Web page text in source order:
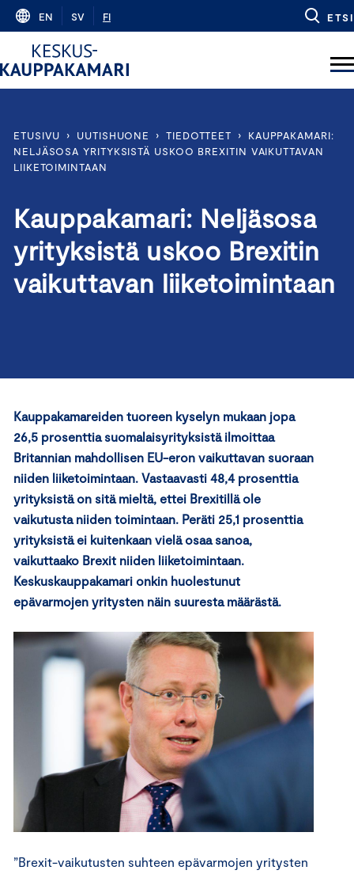
Skip
content
EN SV FI ETSI
ETUSIVU › UUTISHUONE › TIEDOTTEET ›
KAUPPAKAMARI:
NELJÄSOSA YRITYKSISTÄ USKOO BREXITIN VAIKUTTAVAN
LIIKETOIMINTAAN
Kauppakamari: Neljäsosa
yrityksistä uskoo Brexitin
vaikuttavan liiketoimintaan
Kauppakamareiden tuoreen kyselyn mukaan jopa
26,5 prosenttia suomalaisyrityksistä ilmoittaa
Britannian mahdollisen EU-eron vaikuttavan suoraan
niiden liiketoimintaan. Vastaavasti 48,4 prosenttia
yrityksistäon sitä mieltä, ettei Brexitillä ole
vaikutusta niiden toimintaan. Peräti 25,1 prosenttia
yrityksistä ei kuitenkaan vielä osaa sanoa,
vaikuttaako Brexit niiden liiketoimintaan.
Keskuskauppakamari onkin huolestunut
epävarmojen yritysten näin suuresta määrästä.
”Brexit-vaikutusten suhteen epävarmojen yritysten